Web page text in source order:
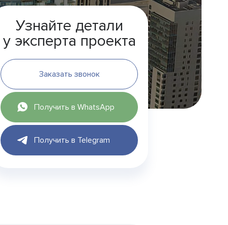
Узнайте детали
у эксперта проекта
Заказать звонок
Получить в WhatsApp
Получить в Telegram